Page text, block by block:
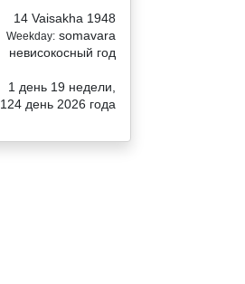
14 Vaisakha 1948
Weekday: somavara
невисокосный год
1 день 19 недели,
124 день 2026 года